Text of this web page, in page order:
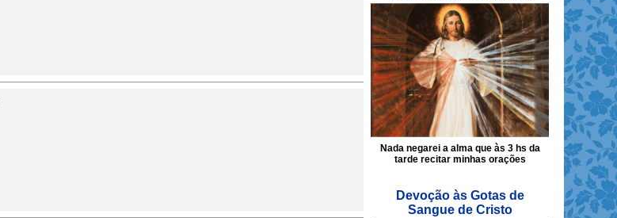
Nada negarei a alma que às 3 hs da
tarde recitar minhas orações
Devoção às Gotas de
Sangue de Cristo